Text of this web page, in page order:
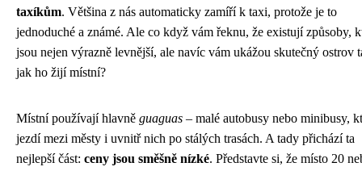
taxíkům. Většina z nás automaticky zamíří k taxi, protože je to
jednoduché a známé. Ale co když vám řeknu, že existují způsoby,
jsou nejen výrazně levnější, ale navíc vám ukážou skutečný ostrov
jak ho žijí místní?
Místní používají hlavně guaguas – malé autobusy nebo minibusy,
jezdí mezi městy i uvnitř nich po stálých trasách. A tady přichází ta
nejlepší část: ceny jsou směšně nízké. Představte si, že místo 20